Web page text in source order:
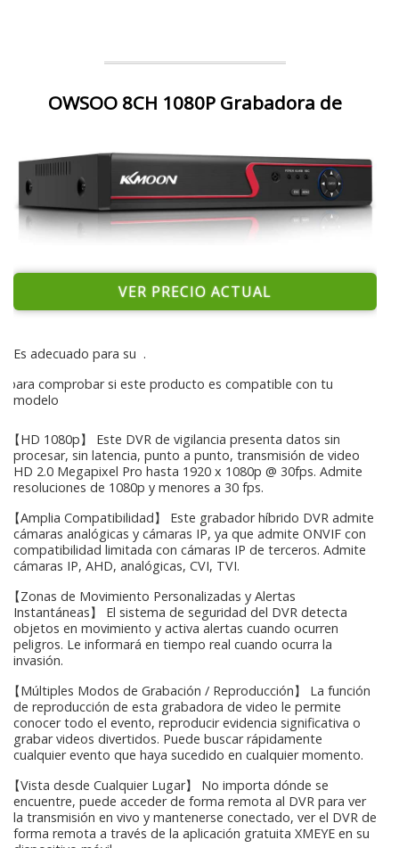
OWSOO 8CH 1080P Grabadora de
VER PRECIO ACTUAL
Es adecuado para su .
para comprobar si este producto es compatible con tu
modelo
【HD 1080p】 Este DVR de vigilancia presenta datos sin
procesar, sin latencia, punto a punto, transmisión de video
HD 2.0 Megapixel Pro hasta 1920 x 1080p @ 30fps. Admite
resoluciones de 1080p y menores a 30 fps.
【Amplia Compatibilidad】 Este grabador híbrido DVR admite
cámaras analógicas y cámaras IP, ya que admite ONVIF con
compatibilidad limitada con cámaras IP de terceros. Admite
cámaras IP, AHD, analógicas, CVI, TVI.
【Zonas de Movimiento Personalizadas y Alertas
Instantáneas】 El sistema de seguridad del DVR detecta
objetos en movimiento y activa alertas cuando ocurren
peligros. Le informará en tiempo real cuando ocurra la
invasión.
【Múltiples Modos de Grabación / Reproducción】 La función
de reproducción de esta grabadora de video le permite
conocer todo el evento, reproducir evidencia significativa o
grabar videos divertidos. Puede buscar rápidamente
cualquier evento que haya sucedido en cualquier momento.
【Vista desde Cualquier Lugar】 No importa dónde se
encuentre, puede acceder de forma remota al DVR para ver
la transmisión en vivo y mantenerse conectado, ver el DVR de
forma remota a través de la aplicación gratuita XMEYE en su